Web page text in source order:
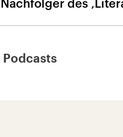
des
Podcasts